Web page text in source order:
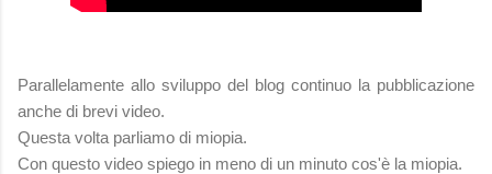
Parallelamente allo sviluppo del blog continuo la pubblicazione
anche di brevi video.
Questa volta parliamo di miopia.
Con questo video spiego in meno di un minuto cos'è la miopia.